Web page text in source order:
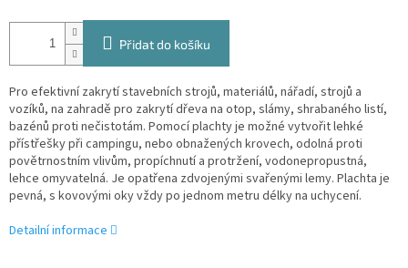
Přidat do košíku
Pro efektivní zakrytí stavebních strojů, materiálů, nářadí, strojů a
vozíků, na zahradě pro zakrytí dřeva na otop, slámy, shrabaného listí,
bazénů proti nečistotám. Pomocí plachty je možné vytvořit lehké
přístřešky při campingu, nebo obnažených krovech, odolná proti
povětrnostním vlivům, propíchnutí a protržení, vodonepropustná,
lehce omyvatelná. Je opatřena zdvojenými svařenými lemy. Plachta je
pevná, s kovovými oky vždy po jednom metru délky na uchycení.
Detailní informace